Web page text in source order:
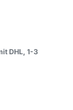
DHL, 1-3